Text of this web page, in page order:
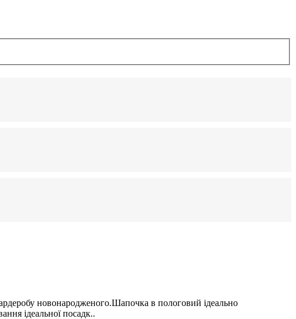
новонародженого.Шапочка в пологовий ідеально
ідеальної посадк..